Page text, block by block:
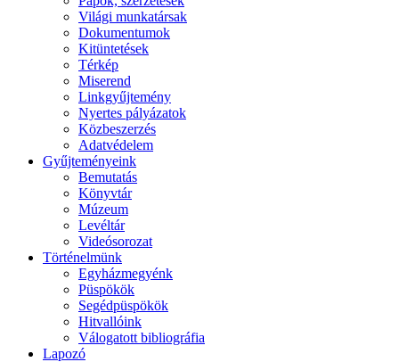
Világi munkatársak
Dokumentumok
Kitüntetések
Térkép
Miserend
Linkgyűjtemény
Nyertes pályázatok
Közbeszerzés
Adatvédelem
Gyűjteményeink
Bemutatás
Könyvtár
Múzeum
Levéltár
Videósorozat
Történelmünk
Egyházmegyénk
Püspökök
Segédpüspökök
Hitvallóink
Válogatott bibliográfia
Lapozó